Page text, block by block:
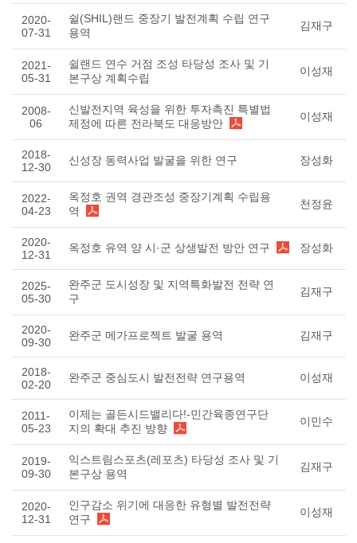
2020-
07-31
쉴(SHIL)랜드 중장기 발전계획 수립 연구
용역
김재구
2021-
05-31
쉴랜드 연수 거점 조성 타당성 조사 및 기
본구상 계획수립
이성재
2008-
06
신발전지역 육성을 위한 투자촉진 특별법
제정에 따른 전라북도 대응방안
이성재
2018-
12-30
신성장 동력사업 발굴을 위한 연구 장성화
2022-
04-23
옥정호 권역 경관조성 중장기계획 수립용
역
천정윤
2020-
12-31
옥정호 유역 양 시·군 상생발전 방안 연구 장성화
2025-
05-30
완주군 도시성장 및 지역특화발전 전략 연
구
김재구
2020-
09-30
완주군 메가프로젝트 발굴 용역 김재구
2018-
02-20
완주군 중심도시 발전전략 연구용역 이성재
2011-
05-23
이제는 골든시드밸리다!-민간육종연구단
지의 확대 추진 방향
이민수
2019-
09-30
익스트림스포츠(레포츠) 타당성 조사 및 기
본구상 용역
김재구
2020-
12-31
인구감소 위기에 대응한 유형별 발전전략
연구
이성재